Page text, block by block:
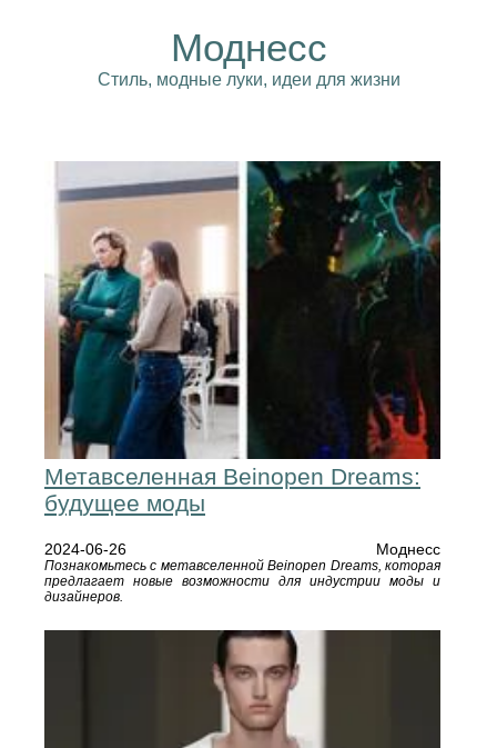
Моднесс
Стиль, модные луки, идеи для жизни
Метавселенная Beinopen Dreams:
будущее моды
2024-06-26 Моднесс
Познакомьтесь с метавселенной Beinopen Dreams, которая
предлагает новые возможности для индустрии моды и
дизайнеров.